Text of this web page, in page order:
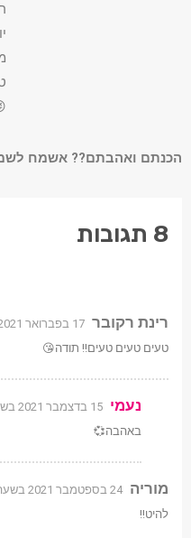
הכנתם ואהבתם?? אשמח
8 תגובות
רינת רקובר 17 בפברואר 2021 בשעה 15:52
טעים טעים טעים!! תודה😘
נעמי 15 בדצמבר 2021 בשעה 10:47
באהבה💞
מוריה 24 בספטמבר 2021 בשעה 12:45
להיט!!